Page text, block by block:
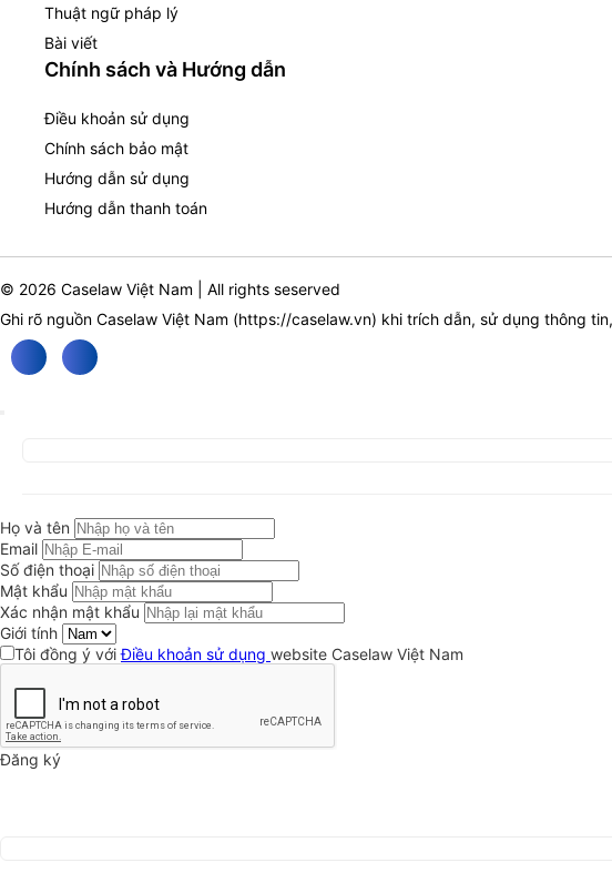
Thuật ngữ pháp lý
Bài viết
Chính sách và Hướng dẫn
Điều khoản sử dụng
Chính sách bảo mật
Hướng dẫn sử dụng
Hướng dẫn thanh toán
© 2026 Caselaw Việt Nam | All rights seserved
Ghi rõ nguồn Caselaw Việt Nam (https://caselaw.vn) khi trích dẫn, sử dụng thông
Họ và tên
Email
Số điện thoại
Mật khẩu
Xác nhận mật khẩu
Giới tính
Tôi đồng ý vớiĐiều khoản sử dụng website Caselaw Việt Nam
Đăng ký